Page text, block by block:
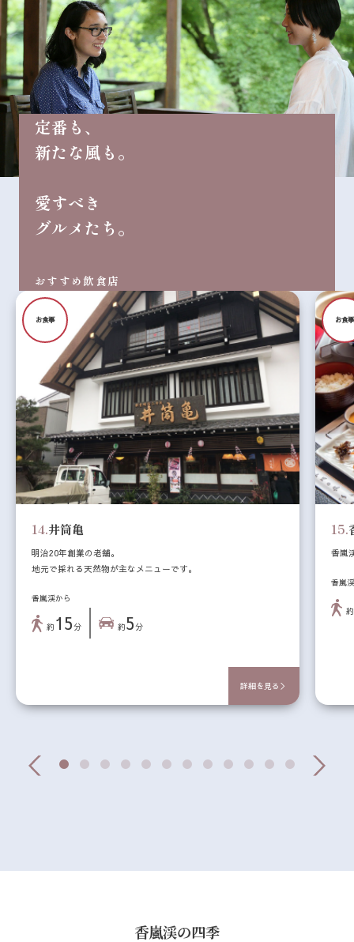
定番も、
新たな風も。
愛すべき
グルメたち。
おすすめ飲食店
お食事
14.井筒亀
明治20年創業の老舗。
地元で採れる天然物が主なメニューです。
香嵐渓から
約 15分 約5分
詳細を見る＞
お食事
15.
香嵐
香嵐
約
香嵐渓の四季